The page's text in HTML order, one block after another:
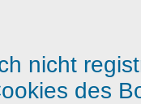
nicht
des